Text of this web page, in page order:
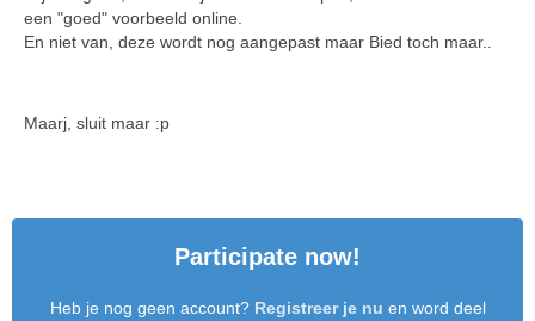
een "goed" voorbeeld online.
En niet van, deze wordt nog aangepast maar Bied toch maar..
Maarj, sluit maar :p
Participate now!
Heb je nog geen account? Registreer je nu en word deel